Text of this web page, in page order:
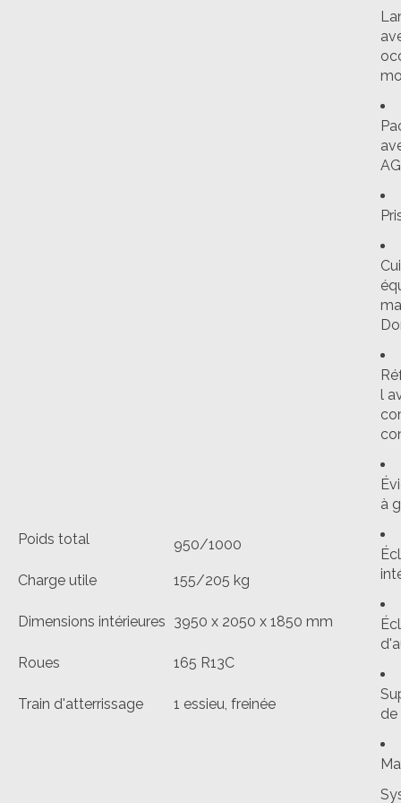
Poids total 950/1000
Charge utile 155/205 kg
Dimensions intérieures 3950 x 2050 x 1850 mm
Roues 165 R13C
Train d'atterrissage 1 essieu, freinée
l
à
de